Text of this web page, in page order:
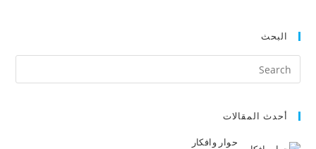
البحث
أحدث المقالات
حوار وافكار